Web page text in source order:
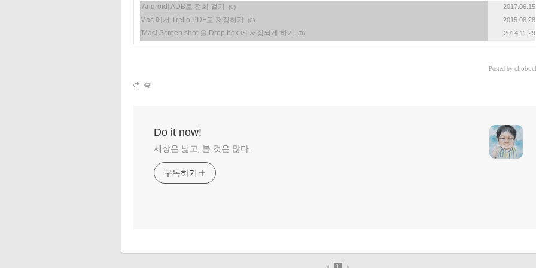
[Android] ADB로 전화 걸기 (0) 2017.06.15
Mac 에서 Trello PDF로 저장하기 (0) 2015.08.28
[Mac] Screen shot 을 Drop box 에 저장되게 하기 (0) 2014.11.29
Posted by
Do it now!
세상은 넓고, 볼 것은 많다.
구독하기